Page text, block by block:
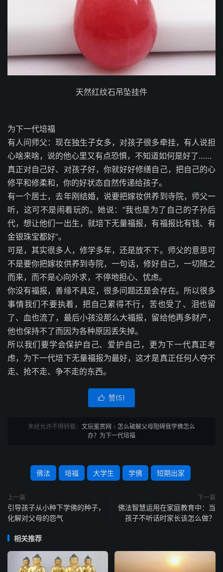
天然红纹石吊坠挂件
为下一代培福
有人问师父：现在独生子女多，对孩子很多牵挂，有人说担
心啥来啥，说的他心里又有点恐惧，不知道如何是好了……
真正对自己好、对孩子好，你就好好修缮自己，把自己的心
修平和修柔和，你的好状态自然传递给孩子。
有一个居士，去年刚结婚，说要把嫁妆供养到寺院，师父一
听，这可不是闹着玩的。她说：“我也是为了自己的子孙后
代，想让他们一出生，就培下无量福报，有福报比有钱、有
金银珠宝都好”。
可是，其实很多人，修学多年，还是放不下。师父的意思可
不是要你把嫁妆供养到寺院，一句话，修好自己，一切随之
而来，而不是心向外求，不停地担心、忧虑。
你没有福报，善缘不具足，很多问题还是会存在。所以很多
事情我们不要执着，把自己累得不行，苦也受了、泪也留
了、血也流了，最后小孩没那么大福报，留给他再多财产，
他也保持不了而因为各种原因丢失掉。
所以我们要学会保护自己、爱护自己，更为下一代真正考
虑，为下一代培下无量福报为最好，这才是真正任何人夺不
走、抢不走、争不走的东西。
 赞(5)
未经允许不得转载： 文玩鉴赏网 » 怎么破解父母阻碍我学佛怎么
办？为下一代培福
佛法 培福 大学生 学佛 短期出家
上一篇
引导孩子从小种下学佛的种子，
化解对父母的怨气
下一篇
佛法智慧运用在家庭教育中：当
孩子不听话时家长该怎么做？
相关推荐